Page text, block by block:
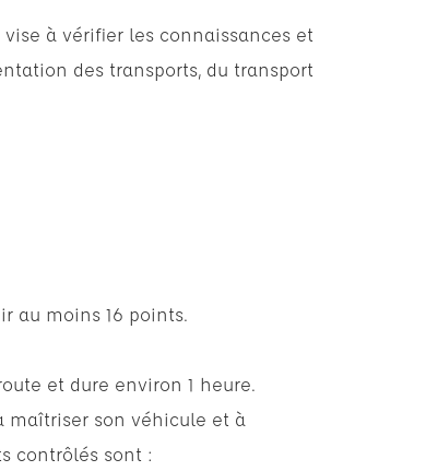
à vérifier les connaissances et
des transports, du transport
au moins 16 points.
et dure environ 1 heure.
maîtriser son véhicule et à
contrôlés sont :